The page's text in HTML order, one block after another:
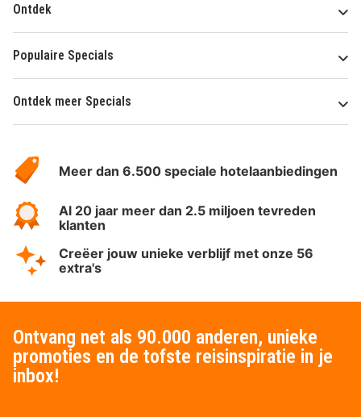
Ontdek
Populaire Specials
Ontdek meer Specials
HotelSpecials
Meer dan 6.500 speciale hotelaanbiedingen
Al 20 jaar meer dan 2.5 miljoen tevreden
klanten
Creëer jouw unieke verblijf met onze 56
extra's
Ontvang net als 90.000 anderen, unieke
promoties en de tofste reisinspiratie in je
inbox!